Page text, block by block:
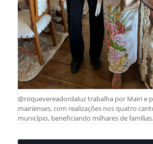
@roquevereadordaluz trabalha por Mairi e
mairienses, com realizações nos quatro
município, beneficiando milhares de famílias.